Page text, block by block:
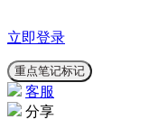
立即登录
重点笔记标记
客服
分享